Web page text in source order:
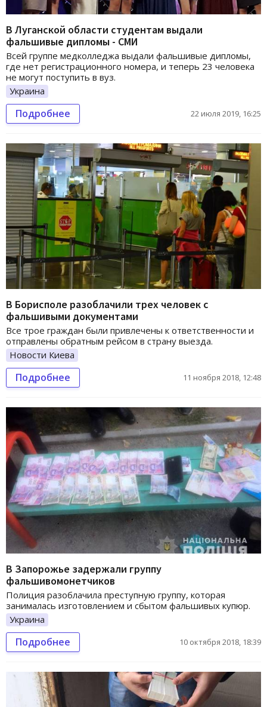
В Луганской области студентам выдали
фальшивые дипломы - СМИ
Всей группе медколледжа выдали фальшивые дипломы,
где нет регистрационного номера, и теперь 23 человека
не могут поступить в вуз.
Украина
Подробнее 22 июля 2019, 16:25
В Борисполе разоблачили трех человек с
фальшивыми документами
Все трое граждан были привлечены к ответственности и
отправлены обратным рейсом в страну выезда.
Новости Киева
Подробнее 11 ноября 2018, 12:48
В Запорожье задержали группу
фальшивомонетчиков
Полиция разоблачила преступную группу, которая
занималась изготовлением и сбытом фальшивых купюр.
Украина
Подробнее 10 октября 2018, 18:39